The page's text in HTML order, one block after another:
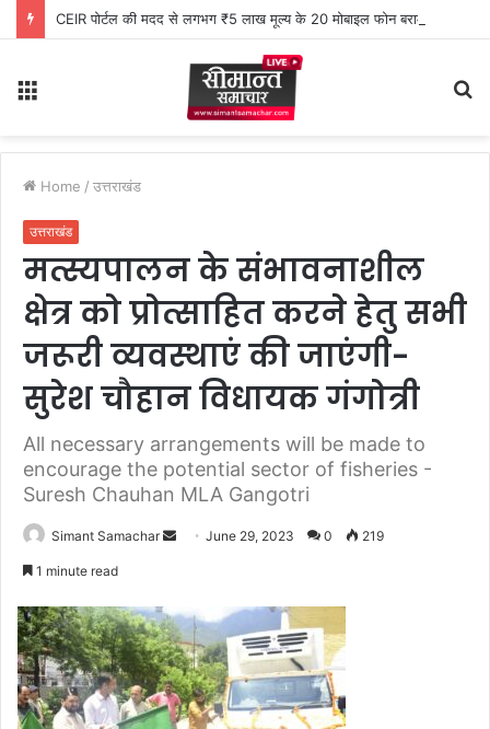
CEIR पोर्टल की मदद से लगभग ₹5 लाख मूल्य के 20 मोबाइल फोन बरामद
Home / उत्तराखंड
उत्तराखंड
मत्स्यपालन के संभावनाशील
क्षेत्र को प्रोत्साहित करने हेतु सभी
जरूरी व्यवस्थाएं की जाएंगी-
सुरेश चौहान विधायक गंगोत्री
All necessary arrangements will be made to
encourage the potential sector of fisheries -
Suresh Chauhan MLA Gangotri
Simant Samachar
d
a
n
e
m
June 29, 2023 0 219
1 minute read